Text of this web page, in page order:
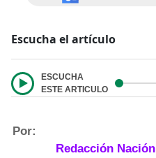
Escucha el artículo
ESCUCHA
ESTE ARTICULO
Por:
Redacción Nación